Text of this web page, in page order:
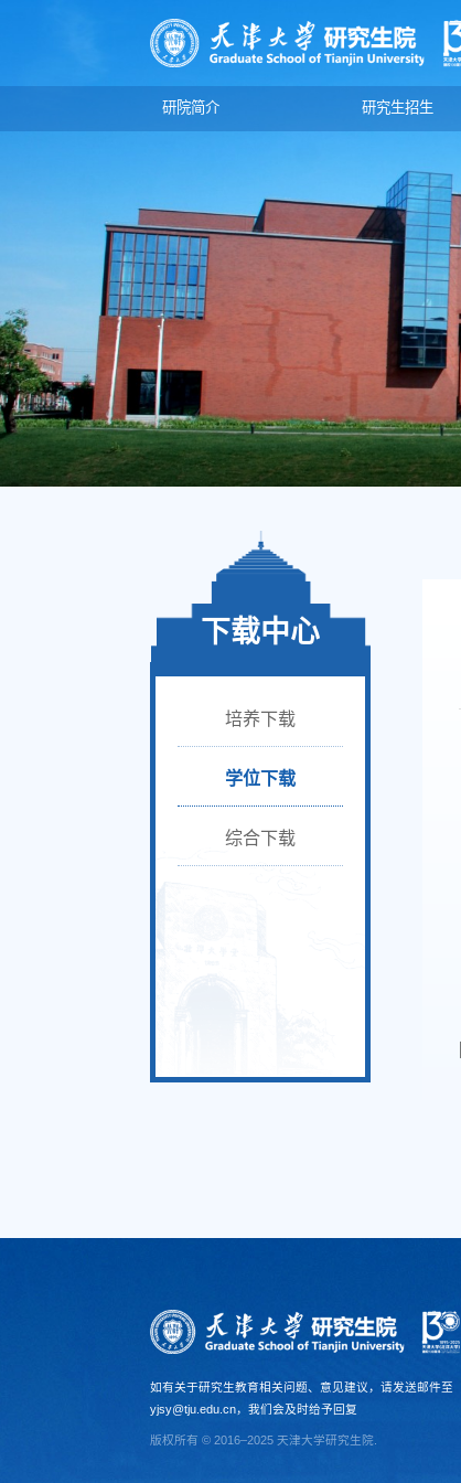
研院简介 研究生招生
下载中心
培养下载
学位下载
综合下载
如有关于研究生教育相关问题、意见建议，请发送邮件至
yjsy@tju.edu.cn，我们会及时给予回复
版权所有 © 2016–2025 天津大学研究生院.